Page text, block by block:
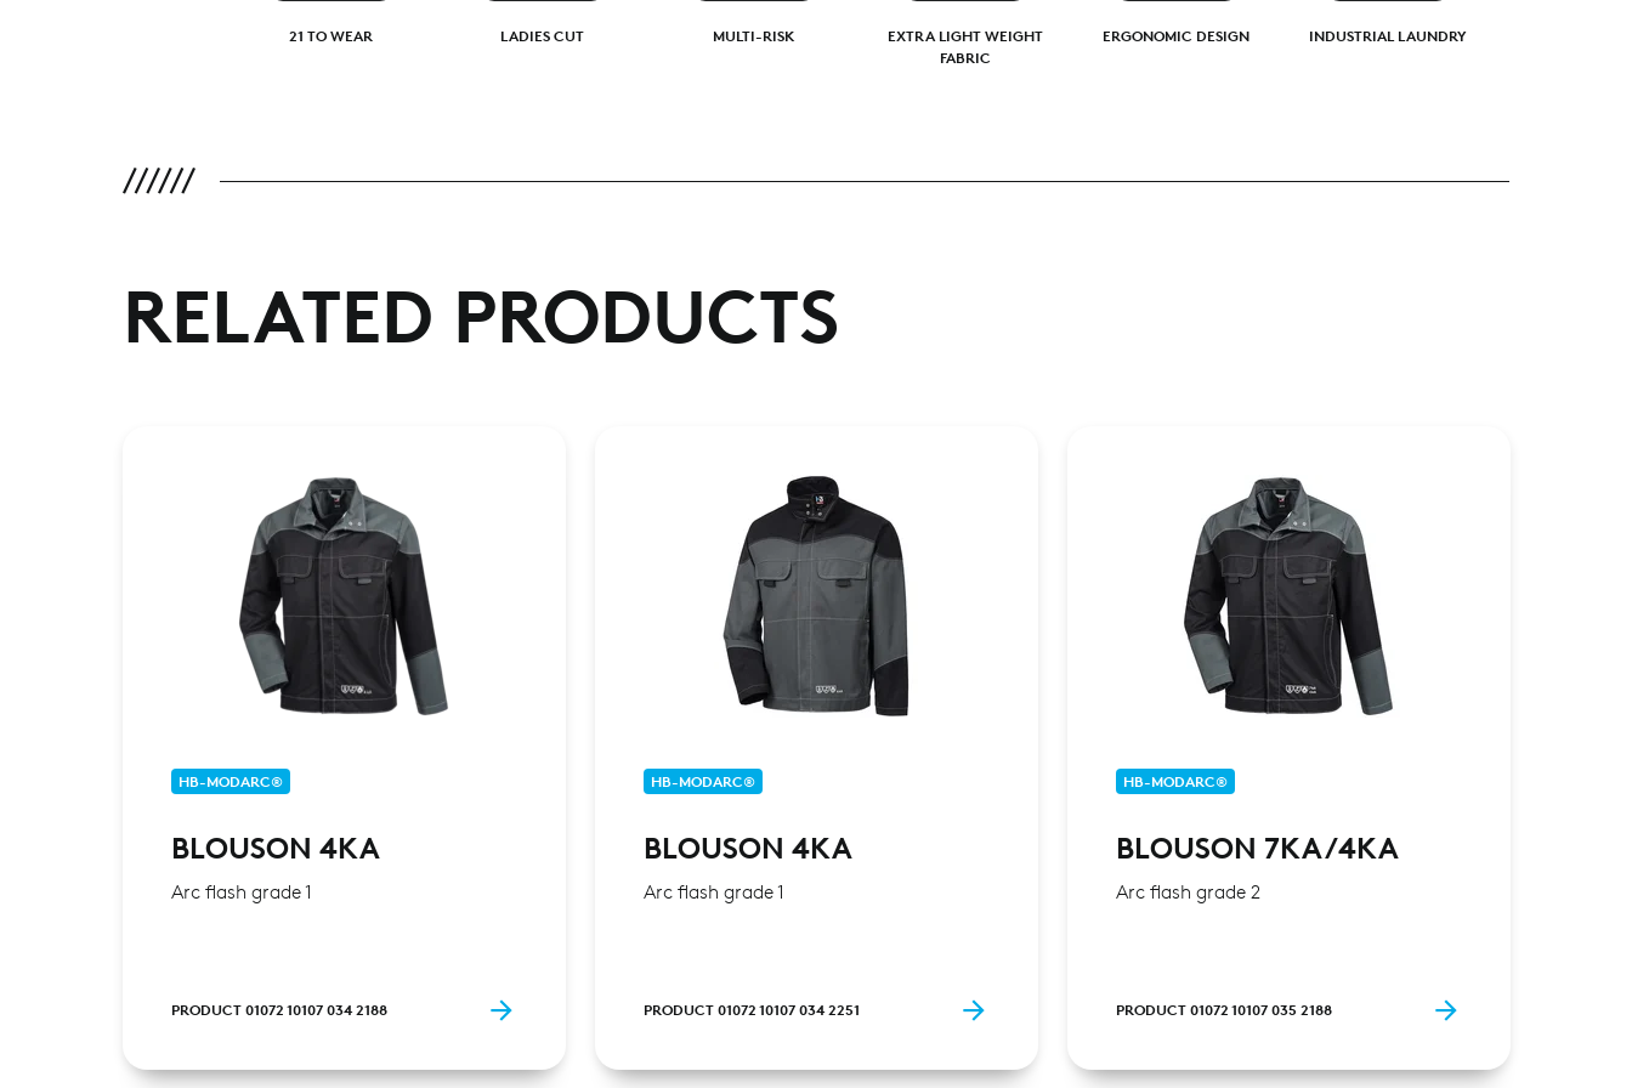
21 TO WEAR LADIES CUT MULTI-RISK
EXTRA LIGHT WEIGHT
FABRIC
ERGONOMIC DESIGN INDUSTRIAL LAUNDRY
RELATED PRODUCTS
HB-MODARC®
BLOUSON 4KA
Arc flash grade 1
PRODUCT 01072 10107 034 2188
HB-MODARC®
BLOUSON 4KA
Arc flash grade 1
PRODUCT 01072 10107 034 2251
HB-MODARC®
BLOUSON 7KA/4KA
Arc flash grade 2
PRODUCT 01072 10107 035 2188